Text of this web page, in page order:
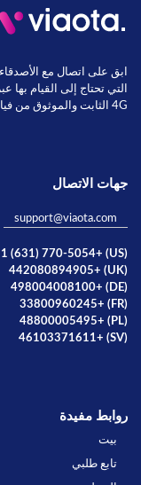
ابق على اتصال مع
التي تحتاج إلى القيام بها
4G الثابت والموثوق من فياتوا.
جهات الاتصال
support@viaota.com
(US) +1 (631) 770-5054
(UK) +442080894905
(DE) +498004008100
(FR) +33800960245
(PL) +48800005495
(SV) +46103371611
روابط مفيدة
بيت
تابع طلبي